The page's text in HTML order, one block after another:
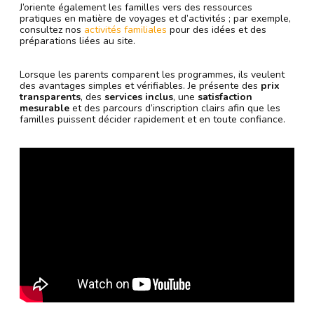
J’oriente également les familles vers des ressources
pratiques en matière de voyages et d’activités ; par exemple,
consultez nos activités familiales pour des idées et des
préparations liées au site.
Lorsque les parents comparent les programmes, ils veulent
des avantages simples et vérifiables. Je présente des prix
transparents, des services inclus, une satisfaction
mesurable et des parcours d’inscription clairs afin que les
familles puissent décider rapidement et en toute confiance.